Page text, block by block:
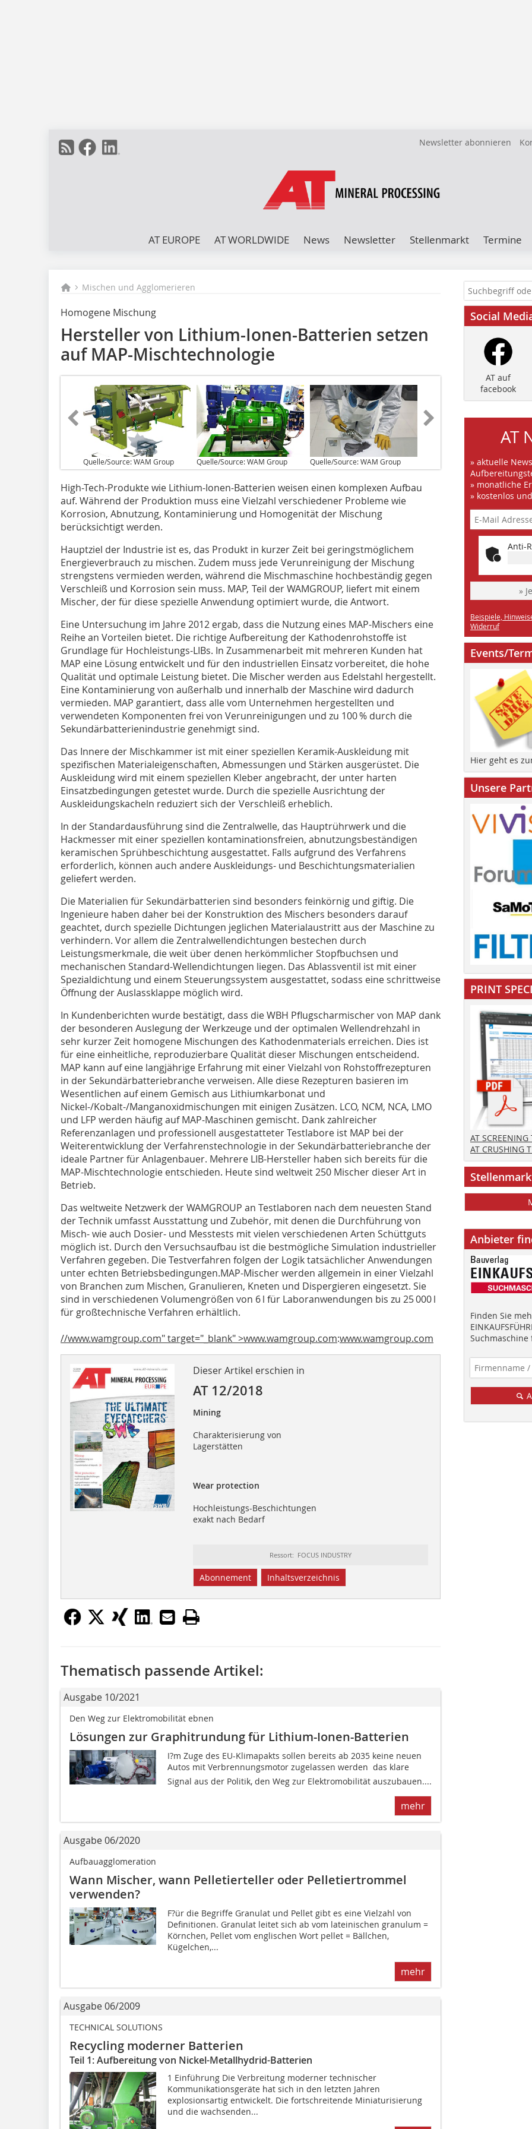
Newsletter abonnieren
AT EUROPE AT WORLDWIDE News Newsletter Stellenmarkt Termine
Mischen und Agglomerieren
Homogene Mischung
Hersteller von Lithium-Ionen-Batterien setzen
auf MAP-Mischtechnologie
Quelle/Source: WAM Group Quelle/Source: WAM Group Quelle/Source: WAM Group
H‌igh-Tech-Produkte wie Lithium-Ionen-Batterien weisen einen komplexen Aufbau
auf. Während der Produktion muss eine Vielzahl verschiedener Probleme wie
Korrosion, Abnutzung, Kontaminierung und Homogenität der Mischung
berücksichtigt werden.
Hauptziel der Industrie ist es, das Produkt in kurzer Zeit bei geringstmöglichem
Energieverbrauch zu mischen. Zudem muss jede Verunreinigung der Mischung
strengstens vermieden werden, während die Mischmaschine hochbeständig gegen
Verschleiß und Korrosion sein muss. MAP, Teil der WAMGROUP, liefert mit einem
Mischer, der für diese spezielle Anwendung optimiert wurde, die Antwort.
Eine Untersuchung im Jahre 2012 ergab, dass die Nutzung eines MAP-Mischers eine
Reihe an Vorteilen bietet. Die richtige Aufbereitung der Kathodenrohstoffe ist
Grundlage für Hochleistungs-LIBs. In Zusammenarbeit mit mehreren Kunden hat
MAP eine Lösung entwickelt und für den industriellen Einsatz vorbereitet, die hohe
Qualität und optimale Leistung bietet. Die Mischer werden aus Edelstahl hergestellt.
Eine Kontaminierung von außerhalb und innerhalb der Maschine wird dadurch
vermieden. MAP garantiert, dass alle vom Unternehmen hergestellten und
verwendeten Komponenten frei von Verunreinigungen und zu 100 % durch die
Sekundärbatterienindustrie genehmigt sind.
Das Innere der Mischkammer ist mit einer speziellen Keramik-Auskleidung mit
spezifischen Materialeigenschaften, Abmessungen und Stärken ausgerüstet. Die
Auskleidung wird mit einem speziellen Kleber angebracht, der unter harten
Einsatzbedingungen getestet wurde. Durch die spezielle Ausrichtung der
Auskleidungskacheln reduziert sich der Verschleiß erheblich.
In der Standardausführung sind die Zentralwelle, das Hauptrührwerk und die
Hackmesser mit einer speziellen kontaminationsfreien, abnutzungsbeständigen
keramischen Sprühbeschichtung ausgestattet. Falls aufgrund des Verfahrens
erforderlich, können auch andere Auskleidungs- und Beschichtungsmaterialien
geliefert werden.
Die Materialien für Sekundärbatterien sind besonders feinkörnig und giftig. Die
Ingenieure haben daher bei der Konstruktion des Mischers besonders darauf
geachtet, durch spezielle Dichtungen jeglichen Materialaustritt aus der Maschine zu
verhindern. Vor allem die Zentralwellendichtungen bestechen durch
Leistungsmerkmale, die weit über denen herkömmlicher Stopfbuchsen und
mechanischen Standard-Wellendichtungen liegen. Das Ablassventil ist mit einer
Spezialdichtung und einem Steuerungssystem ausgestattet, sodass eine schrittweise
Öffnung der Auslassklappe möglich wird.
In Kundenberichten wurde bestätigt, dass die WBH Pflugscharmischer von MAP dank
der besonderen Auslegung der Werkzeuge und der optimalen Wellendrehzahl in
sehr kurzer Zeit homogene Mischungen des Kathodenmaterials erreichen. Dies ist
für eine einheitliche, reproduzierbare Qualität dieser Mischungen entscheidend.
MAP kann auf eine langjährige Erfahrung mit einer Vielzahl von Rohstoffrezepturen
in der Sekundärbatteriebranche verweisen. Alle diese Rezepturen basieren im
Wesentlichen auf einem Gemisch aus Lithium­karbonat und
Nickel-/Kobalt-/Manganoxidmischungen mit einigen Zusätzen. LCO, NCM, NCA, LMO
und LFP werden häufig auf MAP-Maschinen gemischt. Dank zahlreicher
Referenzanlagen und professionell ausgestatteter Testlabore ist MAP bei der
Weiterentwicklung der Verfahrenstechnologie in der Sekundärbatteriebranche der
ideale Partner für Anlagenbauer. Mehrere LIB-Hersteller haben sich bereits für die
MAP-Mischtechnologie entschieden. Heute sind weltweit 250 Mischer dieser Art in
Betrieb.
Das weltweite Netzwerk der WAMGROUP an Testlaboren nach dem neuesten Stand
der Technik umfasst Ausstattung und Zubehör, mit denen die Durchführung von
Misch- wie auch Dosier- und Messtests mit vielen verschiedenen Arten Schüttguts
möglich ist. Durch den Versuchsaufbau ist die bestmögliche Simulation industrieller
Verfahren gegeben. Die Testverfahren folgen der Logik tatsächlicher Anwendungen
unter echten Betriebsbedingungen.MAP-Mischer werden allgemein in einer Vielzahl
von Branchen zum Mischen, Granulieren, Kneten und Dispergieren eingesetzt. Sie
sind in verschiedenen Volumengrößen von 6 l für Laboranwendungen bis zu 25 000 l
für großtechnische Verfahren erhältlich.
//www.wamgroup.com" target="_blank" >www.wamgroup.com:www.wamgroup.com
Dieser Artikel erschien in
AT 12/2018
Mining
Charakterisierung von
Lagerstätten
Wear protection
Hochleistungs-Beschichtungen
exakt nach Bedarf
Ressort: FOCUS INDUSTRY
Abonnement Inhaltsverzeichnis
Thematisch passende Artikel:
Ausgabe 10/2021
Den Weg zur Elektromobilität ebnen
Lösungen zur Graphitrundung für Lithium-Ionen-Batterien
I?m Zuge des EU-Klimapakts sollen bereits ab 2035 keine neuen
Autos mit Verbrennungsmotor zugelassen werden  das klare
Signal aus der Politik, den Weg zur Elektromobilität auszubauen....
mehr
Ausgabe 06/2020
Aufbauagglomeration
Wann Mischer, wann Pelletierteller oder Pelletiertrommel
verwenden?
F?ür die Begriffe Granulat und Pellet gibt es eine Vielzahl von
Definitionen. Granulat leitet sich ab vom lateinischen granulum =
Körnchen, Pellet vom englischen Wort pellet = Bällchen,
Kügelchen,...
mehr
Ausgabe 06/2009
TECHNICAL SOLUTIONS
Recycling moderner Batterien
Teil 1: Aufbereitung von Nickel-Metallhydrid-Batterien
1 Einführung Die Verbreitung moderner technischer
Kommunikationsgeräte hat sich in den letzten Jahren
explosionsartig entwickelt. Die fortschreitende Miniaturisierung
und die wachsenden...
Social
AT auf
facebook
AT
» aktuelle
» monatliche
» kostenlos
Anti-
»
Beispiele,
Widerruf
Events/
Hier geht es
Unsere
PRINT
AT
AT CRUSHING
Anbieter
Finden Sie